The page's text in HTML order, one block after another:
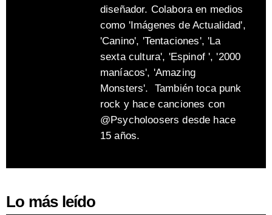
diseñador. Colabora en medios
como 'Imágenes de Actualidad',
'Canino', 'Tentaciones', 'La
sexta cultura', 'Espinof ', '2000
maníacos', 'Amazing
Monsters'. También toca punk
rock y hace canciones con
@Psycholoosers desde hace
15 años.
Lo más leído